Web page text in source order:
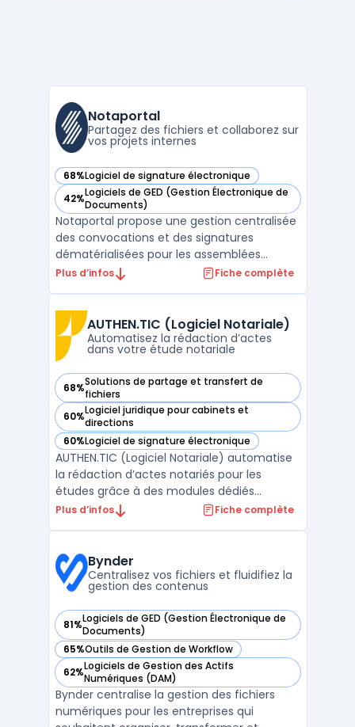
Notaportal
Partagez des fichiers et collaborez sur
vos projets internes
68%Logiciel de signature électronique
— voir Notaportal dans cette catégorie
42%Logiciels de GED (Gestion Électronique de
Documents)
— voir Notaportal dans cette catégorie
Notaportal propose une gestion centralisée
des convocations et des signatures
dématérialisées pour les assemblées
générales liées à la copropriété. L’utilisation
erreurs lors du traitement des données et
de centraliser l’ens ...
Plus d’infos Fiche complète
AUTHEN.TIC (Logiciel Notariale)
Automatisez la rédaction d’actes
dans votre étude notariale
68%Solutions de partage et transfert de
fichiers
— voir AUTHEN.TIC (Logiciel Notariale) dans cette catégorie
60%Logiciel juridique pour cabinets et
directions
— voir AUTHEN.TIC (Logiciel Notariale) dans cette catégorie
60%Logiciel de signature électronique
— voir AUTHEN.TIC (Logiciel Notariale) dans cette catégorie
AUTHEN.TIC (Logiciel Notariale) automatise
la rédaction d’actes notariés pour les
études grâce à des modules dédiés
intégrant intelligence artificielle notariale et
cible la massification et la fiabilisation des ...
Plus d’infos Fiche complète
Bynder
Centralisez vos fichiers et fluidifiez la
gestion des contenus
81%Logiciels de GED (Gestion Électronique de
Documents)
— voir Bynder dans cette catégorie
65%Outils de Gestion de Workflow
— voir Bynder dans cette catégorie
62%Logiciels de Gestion des Actifs
Numériques (DAM)
— voir Bynder dans cette catégorie
Bynder centralise la gestion des fichiers
numériques pour les entreprises qui